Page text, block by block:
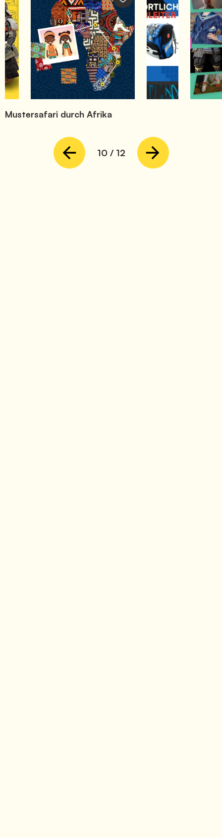
Mustersafari durch Afrika
10/ 12